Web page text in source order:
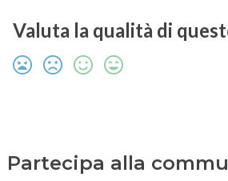
Valuta la qualità di
Partecipa alla